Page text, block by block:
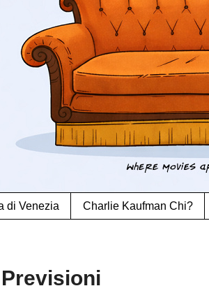
di Venezia Charlie Kaufman Chi?